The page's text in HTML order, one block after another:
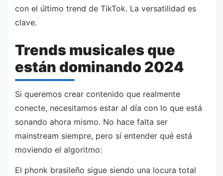
con el último trend de TikTok. La versatilidad es
clave.
Trends musicales que
están dominando 2024
Si queremos crear contenido que realmente
conecte, necesitamos estar al día con lo que está
sonando ahora mismo. No hace falta ser
mainstream siempre, pero sí entender qué está
moviendo el algoritmo:
El phonk brasileño sigue siendo una locura total